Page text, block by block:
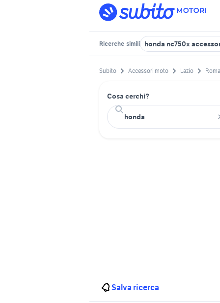
Ricerche simili honda nc750x
Subito Accessori moto Lazio
Cosa cerchi?
Salva ricerca